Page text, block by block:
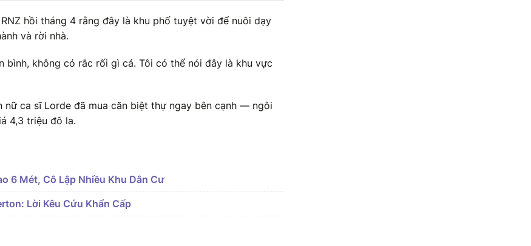
hồi tháng 4 rằng đây là khu phố tuyệt vời để nuôi dạy
và rời nhà.
bình, không có rắc rối gì cả. Tôi có thể nói đây là khu vực
nữ ca sĩ Lorde đã mua căn biệt thự ngay bên cạnh — ngôi
4,3 triệu đô la.
6 Mét, Cô Lập Nhiều Khu Dân Cư
Lời Kêu Cứu Khẩn Cấp